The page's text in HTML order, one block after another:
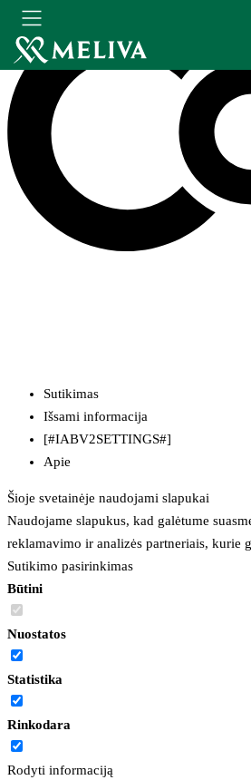
Sutikimas
Išsami informacija
[#IABV2SETTINGS#]
Apie
Šioje svetainėje naudojami slapukai
Naudojame slapukus, kad galėtume
reklamavimo ir analizės partneriais, kurie
Sutikimo pasirinkimas
Būtini
Nuostatos
Statistika
Rinkodara
Rodyti informaciją